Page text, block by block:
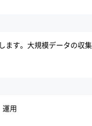
ます。大規模データの収
運用